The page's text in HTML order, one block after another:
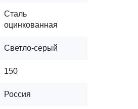
Сталь
оцинкованная
Светло-серый
150
Россия